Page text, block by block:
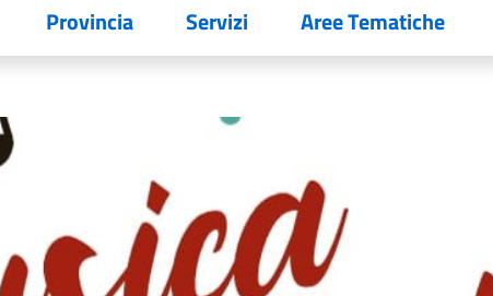
Provincia Servizi Aree Tematiche